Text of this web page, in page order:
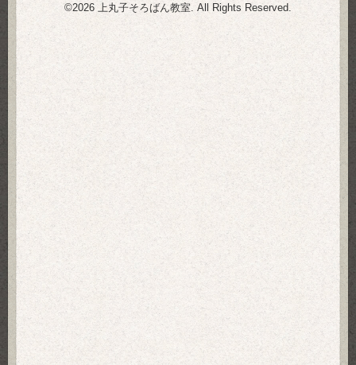
©2026 上丸子そろばん教室 . All Rights Reserved.